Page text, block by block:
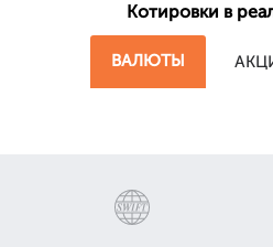
Котировки в
ВАЛЮТЫ